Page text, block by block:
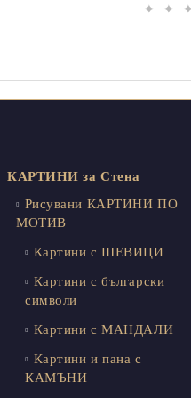
✦ ✦
КАРТИНИ за Стена
Рисувани КАРТИНИ ПО
МОТИВ
Картини с ШЕВИЦИ
Картини с български
символи
Картини с МАНДАЛИ
Картини и пана с
КАМЪНИ